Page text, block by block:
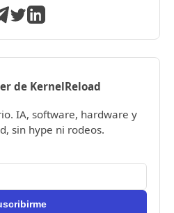
de KernelReload
IA, software, hardware y
sin hype ni rodeos.